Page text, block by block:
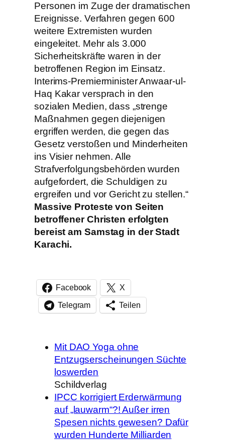
Personen im Zuge der dramatischen
Ereignisse. Verfahren gegen 600
weitere Extremisten wurden
eingeleitet. Mehr als 3.000
Sicherheitskräfte waren in der
betroffenen Region im Einsatz.
Interims-Premierminister Anwaar-ul-
Haq Kakar versprach in den
sozialen Medien, dass „strenge
Maßnahmen gegen diejenigen
ergriffen werden, die gegen das
Gesetz verstoßen und Minderheiten
ins Visier nehmen. Alle
Strafverfolgungsbehörden wurden
aufgefordert, die Schuldigen zu
ergreifen und vor Gericht zu stellen.“
Massive Proteste von Seiten
betroffener Christen erfolgten
bereist am Samstag in der Stadt
Karachi.
Facebook X
Telegram Teilen
Mit DAO Yoga ohne
Entzugserscheinungen Süchte
loswerden
Schildverlag
IPCC korrigiert Erderwärmung
auf „lauwarm“?! Außer irren
Spesen nichts gewesen? Dafür
wurden Hunderte Milliarden